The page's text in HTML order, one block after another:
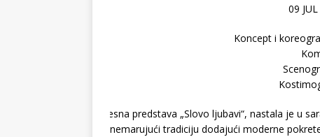
09
Koncept i
Plesna predstava „Slovo ljubavi“, nastala je u
zanemarujući tradiciju dodajući moderne